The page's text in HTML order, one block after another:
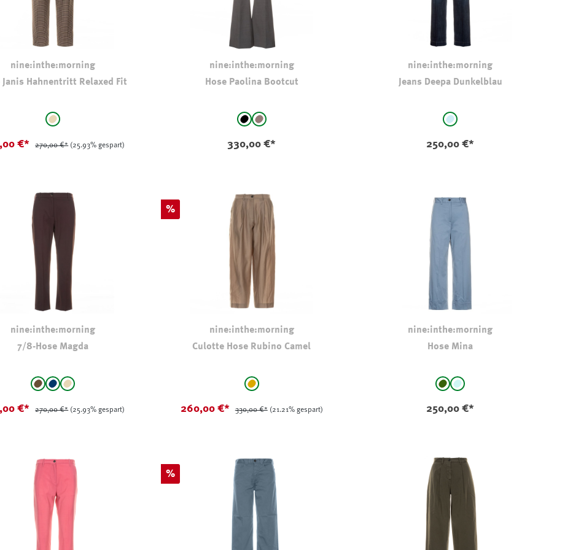
nine:inthe:morning
Janis Hahnentritt Relaxed Fit
auswählenbeige - kariert
€* 270,00 €* (25.93% gespart)
nine:inthe:morning
Hose Paolina Bootcut
auswählen
schwarz
taupe
330,00 €*
nine:inthe:morning
Jeans Deepa Dunkelblau
auswählenstone-washed
250,00 €*
nine:inthe:morning
7/8-Hose Magda
auswählen
braun
(Diese Option ist zurzeit nicht verfügbar.)
marine
(Diese Option ist zurzeit nicht verfügbar.)
Beige
€* 270,00 €* (25.93% gespart)
Rabatt
%
nine:inthe:morning
Culotte Hose Rubino Camel
auswählenhellbraun-camel
260,00 €* 330,00 €* (21.21% gespart)
nine:inthe:morning
Hose Mina
auswählen
dkl oliv-khaki
(Diese Option ist zurzeit nicht
hellbleu
250,00 €*
Rabatt
%